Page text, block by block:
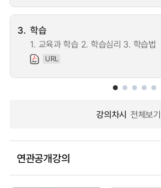
3. 학습
1. 교육과 학습 2. 학습심리 3. 학습법
URL
강의차시 전체보기
연관공개강의